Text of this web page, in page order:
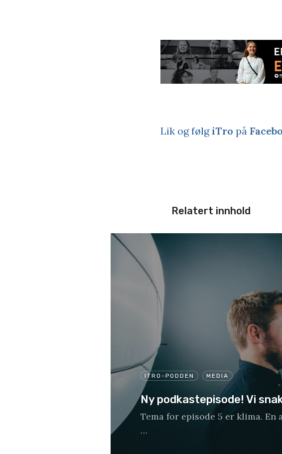
Lik og følgiTro på
Relatert innhold
ITRO-PODDEN MEDIA
Ny podkastepisode! Vi
Tema for episode 5 er klima. En
…